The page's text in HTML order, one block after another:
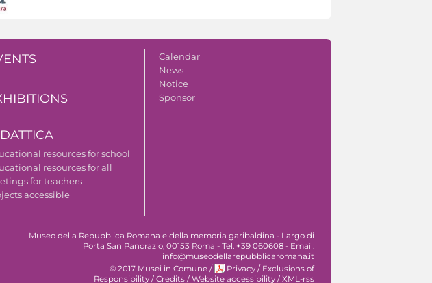
resources for school
resources for all
for teachers
accessible
Calendar
News
Notice
Sponsor
Museo della Repubblica Romana e della memoria garibaldina - Largo di
Porta San Pancrazio, 00153 Roma - Tel. +39 060608 - Email:
info@museodellarepubblicaromana.it
© 2017 Musei in Comune / Privacy / Exclusions of
Responsibility / Credits / Website accessibility / XML-rss